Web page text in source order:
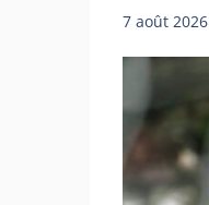
7 août 2026